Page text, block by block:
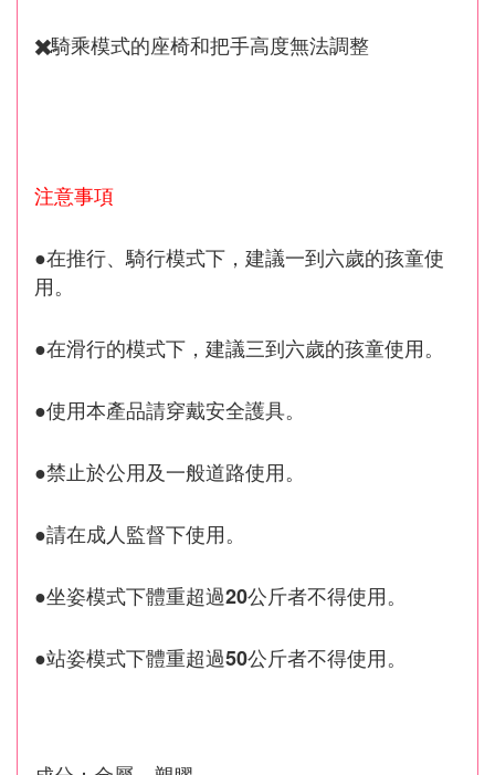
✖️騎乘模式的座椅和把手高度無法調整
注意事項
●在推行、騎行模式下，建議一到六歲的孩童使
用。
●在滑行的模式下，建議三到六歲的孩童使用。
●使用本產品請穿戴安全護具。
●禁止於公用及一般道路使用。
●請在成人監督下使用。
●坐姿模式下體重超過20公斤者不得使用。
●站姿模式下體重超過50公斤者不得使用。